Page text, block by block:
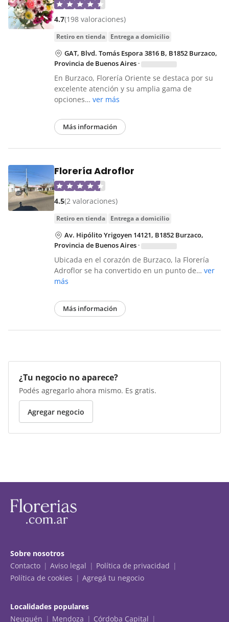
4.7(198 valoraciones)
retiro en tienda entrega a domicilio
GAT, Blvd. Tomás Espora 3816 B, B1852 Burzaco,
Provincia de Buenos Aires ·
En Burzaco, Florería Oriente se destaca por su
excelente atención y su amplia gama de
opciones… ver más
Más información
Florería Adroflor
4.5(2 valoraciones)
retiro en tienda entrega a domicilio
Av. Hipólito Yrigoyen 14121, B1852 Burzaco,
Provincia de Buenos Aires ·
Ubicada en el corazón de Burzaco, la Florería
Adroflor se ha convertido en un punto de… ver
más
Más información
¿Tu negocio no aparece?
Podés agregarlo ahora mismo. Es gratis.
Agregar negocio
Sobre nosotros
Contacto
Aviso legal
Política de privacidad
Política de cookies
Agregá tu negocio
Localidades populares
Neuquén
Mendoza Córdoba Capital